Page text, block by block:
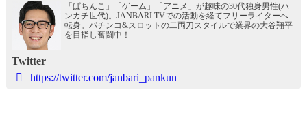
「ぱちんこ」「ゲーム」「アニメ」が趣味の30代独身男性(ハ
ンカチ世代)。JANBARI.TVでの活動を経てフリーライターへ
転身。パチンコ&スロットの二両刀スタイルで業界の大谷翔平
を目指し奮闘中！
Twitter
https://twitter.com/janbari_pankun